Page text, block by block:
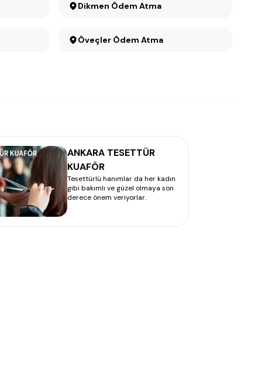
Dikmen Ödem Atma
Öveçler Ödem Atma
ANKARA TESETTÜR
KUAFÖR
Tesettürlü hanımlar da her kadın
gibi bakımlı ve güzel olmaya son
derece önem veriyorlar.